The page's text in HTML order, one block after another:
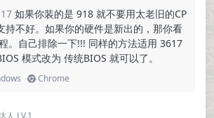
如果你装的是 918 就不要用太老旧的CP
持不好。如果你的硬件是新出的，那你看
。自己排除一下!!! 同样的方法适用 3617
模式改为 传统BIOS 就可以了。
Chrome